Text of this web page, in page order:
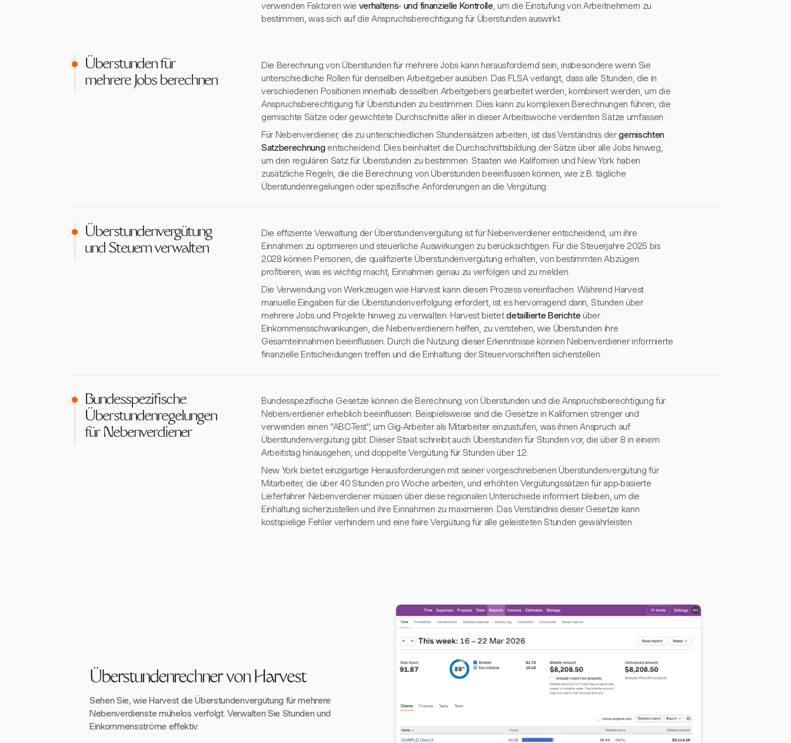
verwenden Faktoren wie verhaltens- und finanzielle Kontrolle, um die Einstufung von Arbeitnehmern zu
bestimmen, was sich auf die Anspruchsberechtigung für Überstunden auswirkt.
Überstunden für
mehrere Jobs berechnen
Die Berechnung von Überstunden für mehrere Jobs kann herausfordernd sein, insbesondere wenn Sie
unterschiedliche Rollen für denselben Arbeitgeber ausüben. Das FLSA verlangt, dass alle Stunden, die in
verschiedenen Positionen innerhalb desselben Arbeitgebers gearbeitet werden, kombiniert werden, um die
Anspruchsberechtigung für Überstunden zu bestimmen. Dies kann zu komplexen Berechnungen führen, die
gemischte Sätze oder gewichtete Durchschnitte aller in dieser Arbeitswoche verdienten Sätze umfassen.
Für Nebenverdiener, die zu unterschiedlichen Stundensätzen arbeiten, ist das Verständnis dergemischten
Satzberechnungentscheidend. Dies beinhaltet die Durchschnittsbildung der Sätze über alle Jobs hinweg,
um den regulären Satz für Überstunden zu bestimmen. Staaten wie Kalifornien und New York haben
zusätzliche Regeln, die die Berechnung von Überstunden beeinflussen können, wie z.B. tägliche
Überstundenregelungen oder spezifische Anforderungen an die Vergütung.
Überstundenvergütung
und Steuern verwalten
Die effiziente Verwaltung der Überstundenvergütung ist für Nebenverdiener entscheidend, um ihre
Einnahmen zu optimieren und steuerliche Auswirkungen zu berücksichtigen. Für die Steuerjahre 2025 bis
2028 können Personen, die qualifizierte Überstundenvergütung erhalten, von bestimmten Abzügen
profitieren, was es wichtig macht, Einnahmen genau zu verfolgen und zu melden.
Die Verwendung von Werkzeugen wie Harvest kann diesen Prozess vereinfachen. Während Harvest
manuelle Eingaben für die Überstundenverfolgung erfordert, ist es hervorragend darin, Stunden über
mehrere Jobs und Projekte hinweg zu verwalten. Harvest bietetdetaillierte Berichteüber
Einkommensschwankungen, die Nebenverdienern helfen, zu verstehen, wie Überstunden ihre
Gesamteinnahmen beeinflussen. Durch die Nutzung dieser Erkenntnisse können Nebenverdiener informierte
finanzielle Entscheidungen treffen und die Einhaltung der Steuervorschriften sicherstellen.
Bundesspezifische
Überstundenregelungen
für Nebenverdiener
Bundesspezifische Gesetze können die Berechnung von Überstunden und die Anspruchsberechtigung für
Nebenverdiener erheblich beeinflussen. Beispielsweise sind die Gesetze in Kalifornien strenger und
verwenden einen "ABC-Test", um Gig-Arbeiter als Mitarbeiter einzustufen, was ihnen Anspruch auf
Überstundenvergütung gibt. Dieser Staat schreibt auch Überstunden für Stunden vor, die über 8 in einem
Arbeitstag hinausgehen, und doppelte Vergütung für Stunden über 12.
New York bietet einzigartige Herausforderungen mit seiner vorgeschriebenen Überstundenvergütung für
Mitarbeiter, die über 40 Stunden pro Woche arbeiten, und erhöhten Vergütungssätzen für app-basierte
Lieferfahrer. Nebenverdiener müssen über diese regionalen Unterschiede informiert bleiben, um die
Einhaltung sicherzustellen und ihre Einnahmen zu maximieren. Das Verständnis dieser Gesetze kann
kostspielige Fehler verhindern und eine faire Vergütung für alle geleisteten Stunden gewährleisten.
Überstundenrechner von Harvest
Sehen Sie, wie Harvest die Überstundenvergütung für mehrere
Nebenverdienste mühelos verfolgt. Verwalten Sie Stunden und
Einkommensströme effektiv.